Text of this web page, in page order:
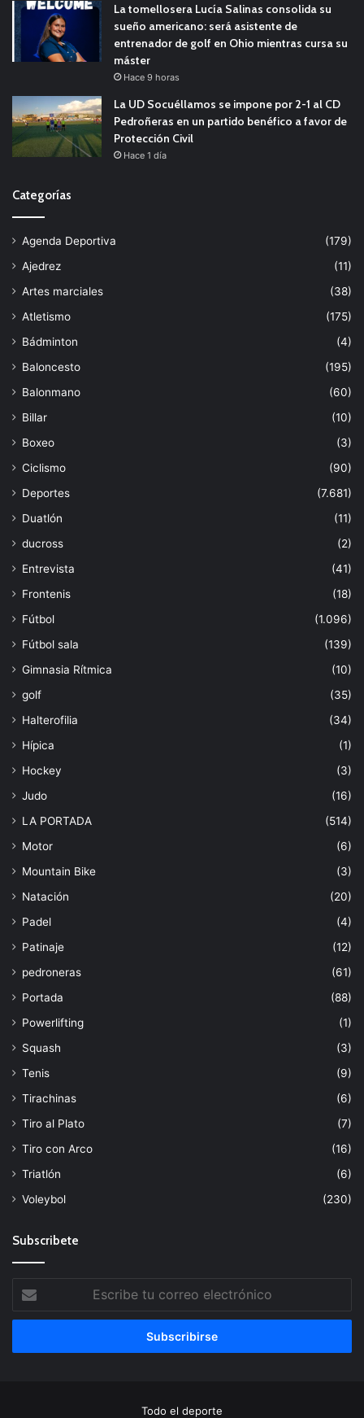
La tomellosera Lucía Salinas consolida su
sueño americano: será asistente de
entrenador de golf en Ohio mientras cursa su
máster
Hace 9 horas
La UD Socuéllamos se impone por 2-1 al CD
Pedroñeras en un partido benéfico a favor de
Protección Civil
Hace 1 día
Categorías
Agenda Deportiva
(179)
Ajedrez
(11)
Artes marciales
(38)
Atletismo
(175)
Bádminton
(4)
Baloncesto
(195)
Balonmano
(60)
Billar
(10)
Boxeo
(3)
Ciclismo
(90)
Deportes
(7.681)
Duatlón
(11)
ducross
(2)
Entrevista
(41)
Frontenis
(18)
Fútbol
(1.096)
Fútbol sala
(139)
Gimnasia Rítmica
(10)
golf
(35)
Halterofilia
(34)
Hípica
(1)
Hockey
(3)
Judo
(16)
LA PORTADA
(514)
Motor
(6)
Mountain Bike
(3)
Natación
(20)
Padel
(4)
Patinaje
(12)
pedroneras
(61)
Portada
(88)
Powerlifting
(1)
Squash
(3)
Tenis
(9)
Tirachinas
(6)
Tiro al Plato
(7)
Tiro con Arco
(16)
Triatlón
(6)
Voleybol
(230)
Subscribete
tu
correo
Todo el deporte